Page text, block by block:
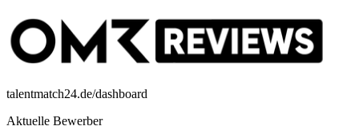
talentmatch24.de/dashboard
Aktuelle Bewerber